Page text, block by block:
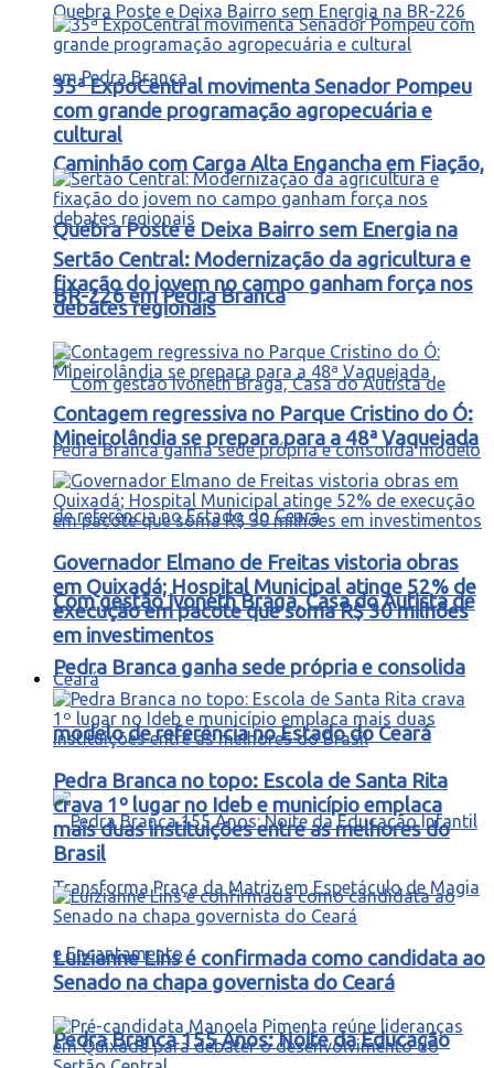
Caminhão com Carga Alta Engancha em Fiação,
Quebra Poste e Deixa Bairro sem Energia na
BR-226 em Pedra Branca
Com gestão Ivoneth Braga, Casa do Autista de
Pedra Branca ganha sede própria e consolida
modelo de referência no Estado do Ceará
Pedra Branca 155 Anos: Noite da Educação
35ª ExpoCentral movimenta Senador Pompeu
com grande programação agropecuária e
cultural
Sertão Central: Modernização da agricultura e
fixação do jovem no campo ganham força nos
debates regionais
Contagem regressiva no Parque Cristino do Ó:
Mineirolândia se prepara para a 48ª Vaquejada
Governador Elmano de Freitas vistoria obras
em Quixadá; Hospital Municipal atinge 52% de
execução em pacote que soma R$ 30 milhões
em investimentos
Ceará
Pedra Branca no topo: Escola de Santa Rita
crava 1º lugar no Ideb e município emplaca
mais duas instituições entre as melhores do
Brasil
Luizianne Lins é confirmada como candidata ao
Senado na chapa governista do Ceará